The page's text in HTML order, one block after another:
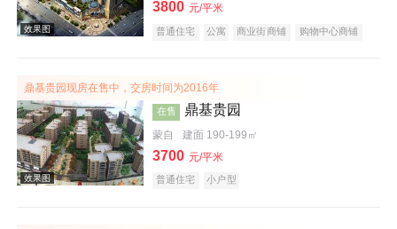
效果图
3800 元/平米
普通住宅 公寓 商业街商铺
购物中心商铺
鼎基贵园现房在售中，交房时间为2016年
在售 鼎基贵园
蒙自 建面 190-199㎡
3700 元/平米
普通住宅 小户型